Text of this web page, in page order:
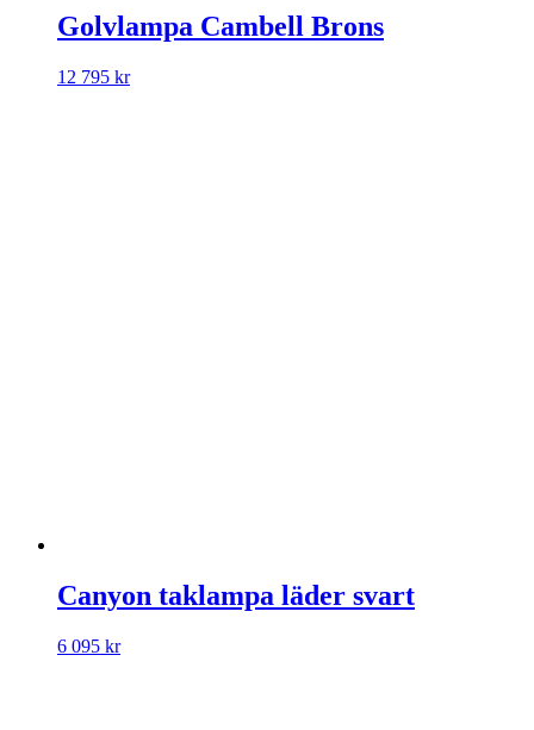
Golvlampa Cambell Brons
12 795 kr
Canyon taklampa läder svart
6 095 kr